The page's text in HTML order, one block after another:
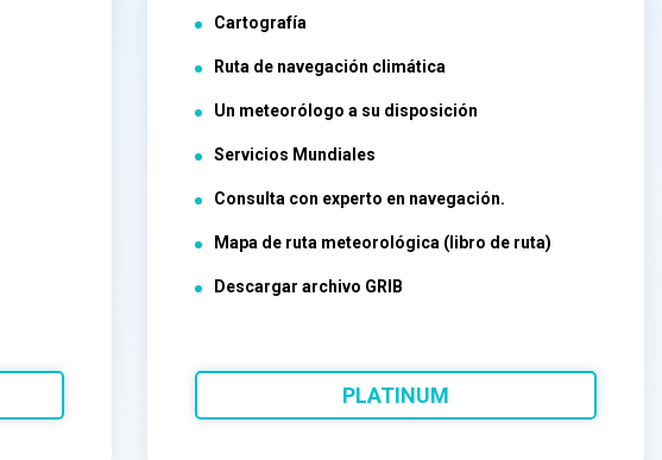
Cartografía
Ruta de navegación climática
Un meteorólogo a su disposición
Servicios Mundiales
Consulta con experto en navegación.
Mapa de ruta meteorológica (libro de ruta)
Descargar archivo GRIB
PLATINUM